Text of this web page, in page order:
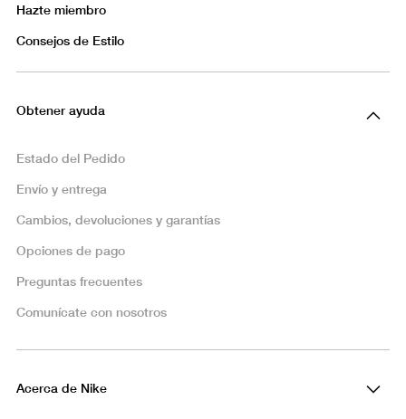
Hazte miembro
Consejos de Estilo
Obtener ayuda
Estado del Pedido
Envío y entrega
Cambios, devoluciones y garantías
Opciones de pago
Preguntas frecuentes
Comunícate con nosotros
Acerca de Nike